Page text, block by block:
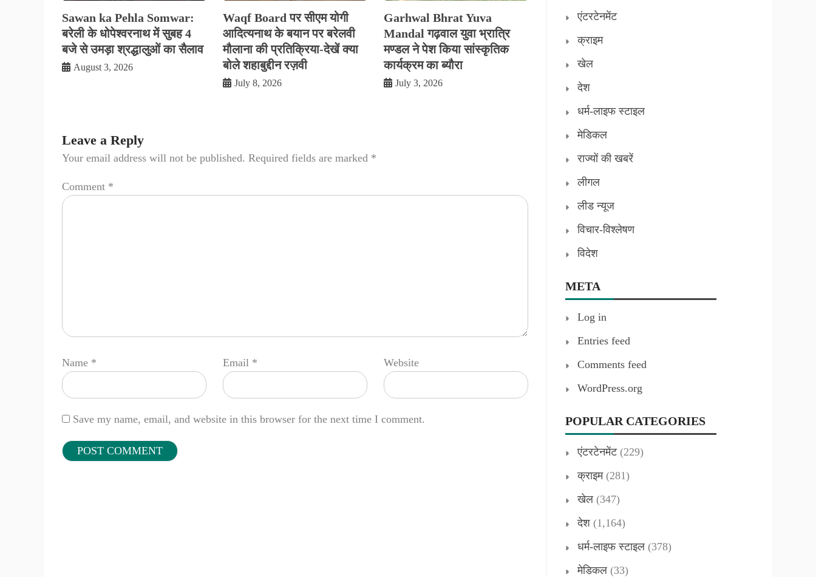
Sawan ka Pehla Somwar:
बरेली के धोपेश्वरनाथ में सुबह 4
बजे से उमड़ा श्रद्धालुओं का सैलाव
August 3, 2026
Waqf Board पर सीएम योगी
आदित्यनाथ के बयान पर बरेलवी
मौलाना की प्रतिक्रिया-देखें क्या
बोले शहाबुद्दीन रज़वी
July 8, 2026
Garhwal Bhrat Yuva
Mandal गढ़वाल युवा भ्रात्रि
मण्डल ने पेश किया सांस्कृतिक
कार्यक्रम का ब्यौरा
July 3, 2026
Leave a Reply
Your email address will not be published. Required fields are marked *
Comment *
Name * Email * Website
Save my name, email, and website in this browser for the next time I comment.
एंटरटेनमेंट
क्राइम
खेल
देश
धर्म-लाइफ स्टाइल
मेडिकल
राज्यों की खबरें
लीगल
लीड न्यूज
विचार-विश्लेषण
विदेश
META
Log in
Entries feed
Comments feed
WordPress.org
POPULAR CATEGORIES
एंटरटेनमेंट(229)
क्राइम(281)
खेल (347)
देश (1,164)
धर्म-लाइफ स्टाइल (378)
मेडिकल (33)